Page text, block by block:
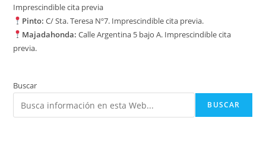
Imprescindible cita previa
Pinto: C/ Sta. Teresa Nº7. Imprescindible cita previa.
Majadahonda:Calle Argentina 5 bajo A. Imprescindible cita
previa.
Buscar
BUSCAR